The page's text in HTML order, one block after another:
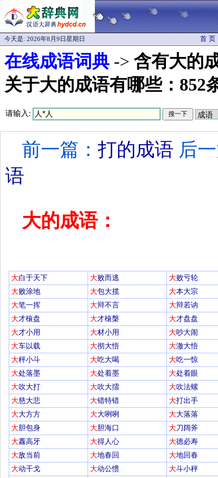
今天是: 2026年8月9日星期日 首 页
在线成语词典 -> 含有大的
关于大的成语有哪些：
请输入:
前一篇： 打的成语 后
语
大的成语：
大白于天下 大败而逃 大败亏轮
大败涂地 大包大揽 大本大宗
大笔一挥 大辩不言 大辩若讷
大才榱盘 大才榱槃 大才盘盘
大才小用 大材小用 大吵大闹
大车以载 大彻大悟 大澈大悟
大秤小斗 大吃大喝 大吃一惊
大处落墨 大处着墨 大处着眼
大吹大打 大吹大擂 大吹法螺
大慈大悲 大错特错 大打出手
大大方方 大大咧咧 大大落落
大胆包身 大胆海口 大刀阔斧
大纛高牙 大得人心 大德必寿
大敌当前 大地春回 大地回春
大动干戈 大动公惯 大斗小秤